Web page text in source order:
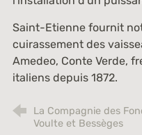
Saint-Etienne fournit
cuirassement des
Amedeo, Conte Verde,
italiens depuis 1872.
La Compagnie des
Voulte et Bessèges